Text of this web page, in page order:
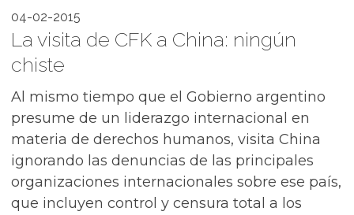
04-02-2015
La visita de CFK a China: ningún
chiste
Al mismo tiempo que el Gobierno argentino
presume de un liderazgo internacional en
materia de derechos humanos, visita China
ignorando las denuncias de las principales
organizaciones internacionales sobre ese país,
que incluyen control y censura total a los